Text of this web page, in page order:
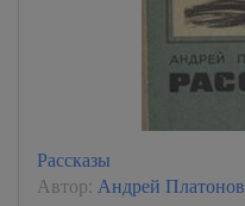
Рассказы
Автор: Андрей Платонов